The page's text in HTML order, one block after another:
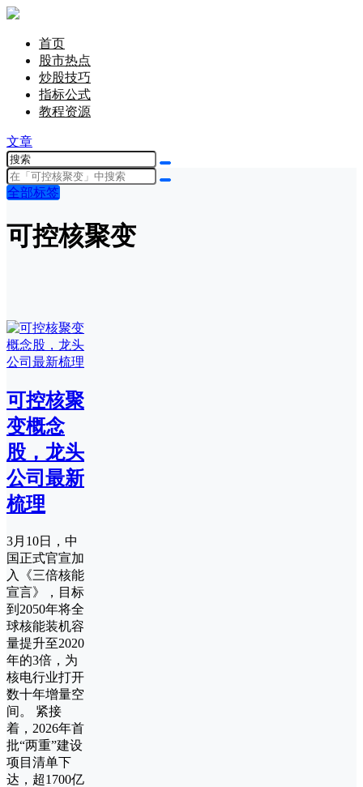
首页
股市热点
炒股技巧
指标公式
教程资源
文章
全部标签
可控核聚变
可控核聚
变概念
股，龙头
公司最新
梳理
3月10日，中
国正式官宣加
入《三倍核能
宣言》，目标
到2050年将全
球核能装机容
量提升至2020
年的3倍，为
核电行业打开
数十年增量空
间。 紧接
着，2026年首
批“两重”建设
项目清单下
达，超1700亿